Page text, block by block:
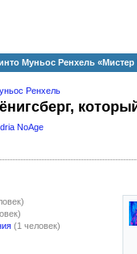
Муньос Ренхель
Ренхель
NoAge
(1 человек)